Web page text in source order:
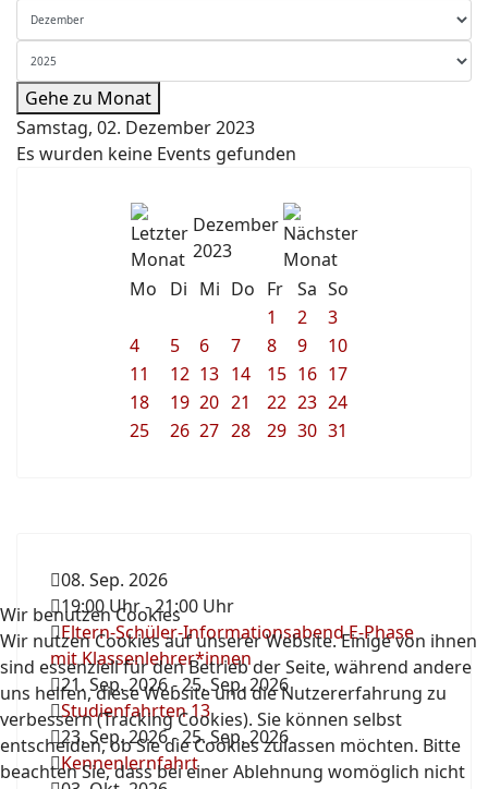
Gehe zu Monat
Samstag, 02. Dezember 2023
Es wurden keine Events gefunden
Dezember
2023
Mo
Di Mi Do Fr Sa So
1
2
3
4
5 6 7 8 9
10
11
12 13 14 15 16 17
18
19 20 21 22 23 24
25
26 27 28 29 30 31
08. Sep. 2026
19:00 Uhr-21:00 Uhr
Eltern-Schüler-Informationsabend E-Phase
mit Klassenlehrer*innen
21. Sep. 2026-25. Sep. 2026
Studienfahrten 13
23. Sep. 2026-25. Sep. 2026
Kennenlernfahrt
Wir benutzen Cookies
Wir nutzen Cookies auf unserer Website. Einige von ihnen
sind essenziell für den Betrieb der Seite, während andere
uns helfen, diese Website und die Nutzererfahrung zu
verbessern (Tracking Cookies). Sie können selbst
entscheiden, ob Sie die Cookies zulassen möchten. Bitte
beachten Sie, dass bei einer Ablehnung womöglich nicht